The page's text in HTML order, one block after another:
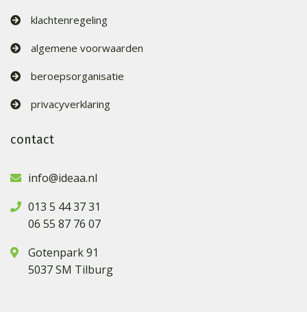
klachtenregeling
algemene voorwaarden
beroepsorganisatie
privacyverklaring
contact
info@ideaa.nl
013 5 44 37 31
06 55 87 76 07
Gotenpark 91
5037 SM Tilburg